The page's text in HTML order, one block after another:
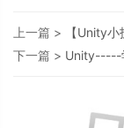
上一篇 >
【Unity
下一篇 > Unity-----